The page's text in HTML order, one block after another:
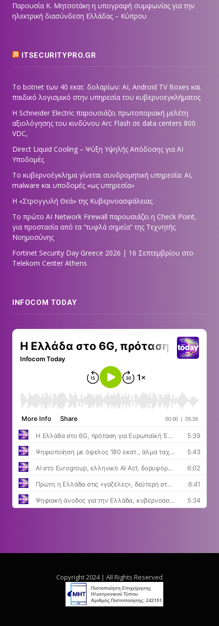
Παρουσία Κ. Μητσοτάκη η υπογραφή συμφωνίας για την
ηλεκτρική διασύνδεση Ελλάδας – Κύπρου
ITSECURITYPRO.GR
Το botnet των 40 εκατ. δολαρίων: AI, Android TV Boxes και
παιδικό λογισμικό στην υπηρεσία του κυβερνοεγκλήματος
Η Schneider Electric παρουσιάζει πρωτοποριακή μελέτη
αξιολόγησης του κινδύνου Arc Flash σε data centers 800
VDC,
Direct Liquid Cooling – Ψύξη Υψηλής Απόδοσης για AI
Υποδομές
Το κυβερνοέγκλημα γίνεται συνδρομητική υπηρεσία: AI,
malware και υποδομές «ως υπηρεσία»
Η «Στρογγυλή Θεά» της Κυβερνοασφάλειας
Tο πρώτο AI Network Firewall παρουσιάζει η Check Point,
για προστασία από τα “τυφλά σημεία” της Τεχνητής
Νοημοσύνης
Fortinet Security Day Greece 2026 | 16 Σεπτεμβρίου στο
Telekom Center Athens
INFOCOM TODAY
Copyright 2024 | All Rights Reserved